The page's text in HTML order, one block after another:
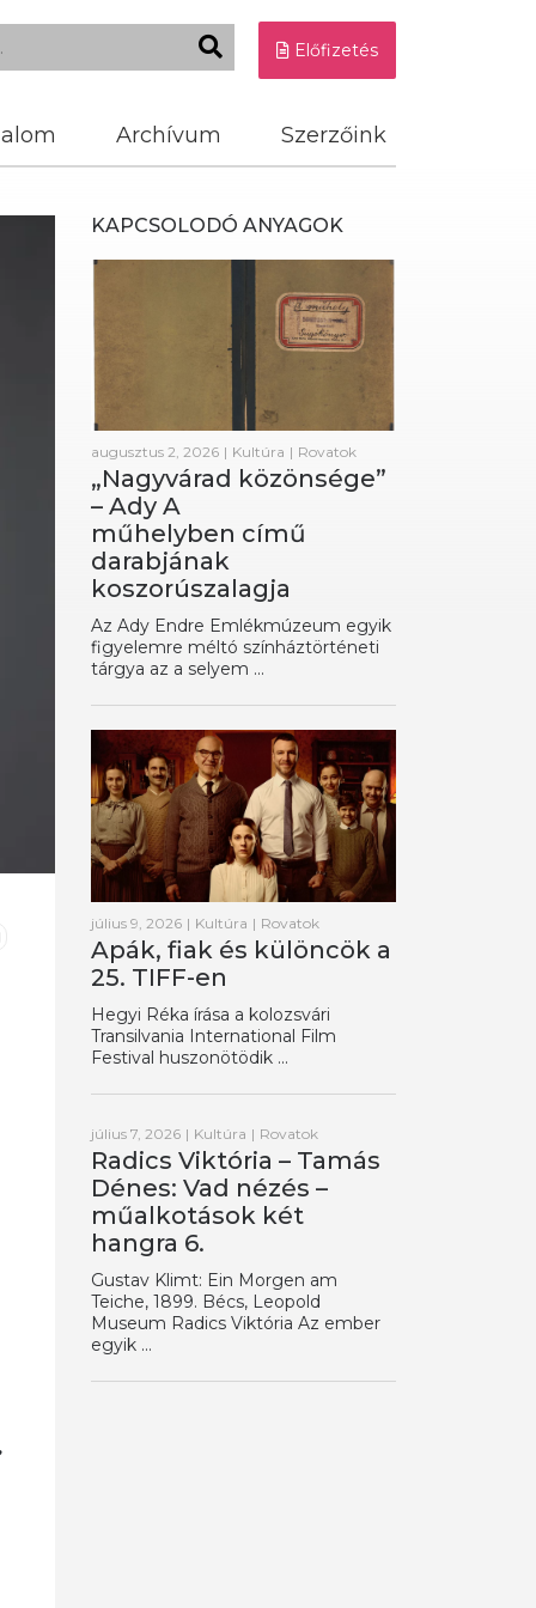
Előfizetés
Archívum Szerzőink
KAPCSOLODÓ ANYAGOK
augusztus 2, 2026 | Kultúra | Rovatok
„Nagyvárad közönsége”
– Ady A
műhelyben című
darabjának
koszorúszalagja
Az Ady Endre Emlékmúzeum egyik
figyelemre méltó színháztörténeti
tárgya az a selyem ...
július 9, 2026 | Kultúra | Rovatok
Apák, fiak és különcök a
25. TIFF-en
Hegyi Réka írása a kolozsvári
Transilvania International Film
Festival huszonötödik ...
július 7, 2026 | Kultúra | Rovatok
Radics Viktória – Tamás
Dénes: Vad nézés –
műalkotások két
hangra 6.
Gustav Klimt: Ein Morgen am
Teiche, 1899. Bécs, Leopold
Museum Radics Viktória Az ember
egyik ...